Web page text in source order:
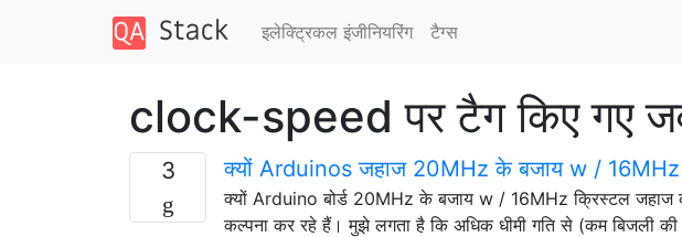
इलेक्ट्रिकल इंजीनियरिंग टैग्‍स
clock-speed पर टैग किए गए
3 क्यों Arduinos जहाज 20MHz के बजाय w /
क्यों Arduino बोर्ड 20MHz के बजाय w / 16MHz क्रिस्टल
कल्पना कर रहे हैं। मुझे लगता है कि अधिक धीमी गति से (कम बिजली